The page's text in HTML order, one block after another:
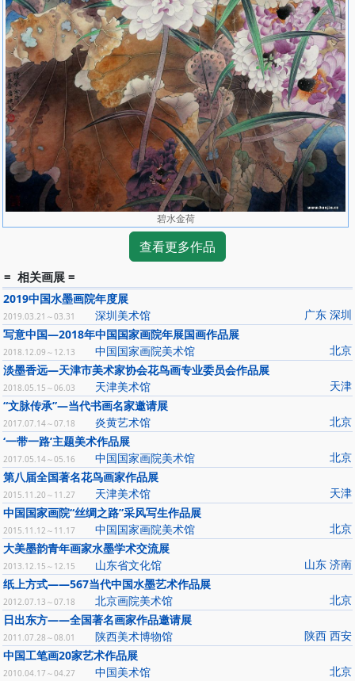
会堂、人民美术出版社、天安门城楼、北京京丰宾馆、银川美术馆、
烟台博物馆、潍坊博物馆、梅州博物馆、唐云纪念馆及国内外私人珍
藏。作品被收录《中国现代美术全集》、《二十世纪中国传世名
画》、《1979-1999中国美术》、《百年中国画集》、《现代中国美
术选集》、《现代中国花鸟画全集》等数十种大型画册。《美术》、
《国画家》、《国画世界》、《中国书画》、《东方美术》、《北方
美术》、《新报》（香港）、《大公报》（香港）及《中国书画报》
等作专题介绍。天津市电视台、山东电视台、陕西电视台等多个电视
台专题节目介绍其人其艺。2011年，丈二巨幅作品被内蒙古东联书
教育：
1984年毕业于河北工艺美术学校。
1991年毕业于天津美术学院中国画系。
1994年天津美术学院中国画专业研究生毕业并获硕士学位
碧水金荷
查看更多作品
= 相关画展 =
2019中国水墨画院年度展
广东 深圳
2019.03.21～03.31
深圳美术馆
写意中国—2018年中国国家画院年展国画作品展
北京
2018.12.09～12.13
中国国家画院美术馆
淡墨香远—天津市美术家协会花鸟画专业委员会作品展
天津
2018.05.15～06.03
天津美术馆
“文脉传承”—当代书画名家邀请展
北京
2017.07.14～07.18
炎黄艺术馆
‘一带一路’主题美术作品展
北京
2017.05.14～05.16
中国国家画院美术馆
第八届全国著名花鸟画家作品展
天津
2015.11.20～11.27
天津美术馆
中国国家画院“丝绸之路”采风写生作品展
北京
2015.11.12～11.17
中国国家画院美术馆
大美墨韵青年画家水墨学术交流展
山东 济南
2013.12.15～12.15
山东省文化馆
纸上方式——567当代中国水墨艺术作品展
北京
2012.07.13～07.18
北京画院美术馆
日出东方——全国著名画家作品邀请展
陕西 西安
2011.07.28～08.01
陕西美术博物馆
中国工笔画20家艺术作品展
北京
2010.04.17～04.27
中国美术馆